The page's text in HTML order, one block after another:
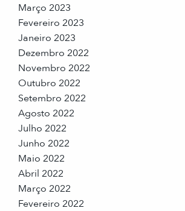
Março 2023
Fevereiro 2023
Janeiro 2023
Dezembro 2022
Novembro 2022
Outubro 2022
Setembro 2022
Agosto 2022
Julho 2022
Junho 2022
Maio 2022
Abril 2022
Março 2022
Fevereiro 2022